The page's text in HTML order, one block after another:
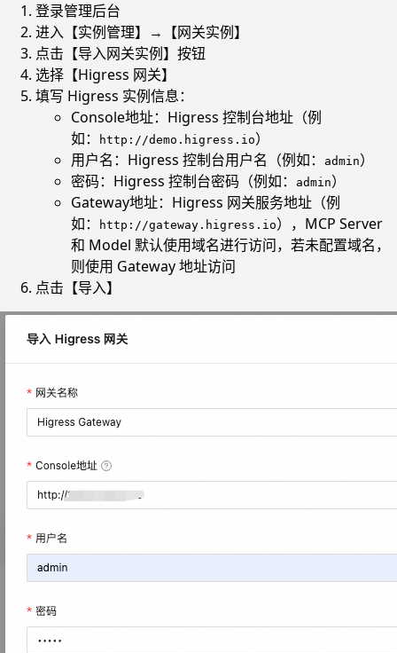
登录管理后台
进入【实例管理】→【网关实例】
点击【导入网关实例】按钮
选择【Higress 网关】
填写 Higress 实例信息：
Console地址：Higress 控制台地址（例
如：
http://demo.higress.io）
用户名：Higress 控制台用户名（例如：
admin）
密码：Higress 控制台密码（例如：
admin）
Gateway地址：Higress 网关服务地址（例
如：
http://gateway.higress.io），MCP Server
和 Model 默认使用域名进行访问，若未配置域名，
则使用 Gateway 地址访问
点击【导入】